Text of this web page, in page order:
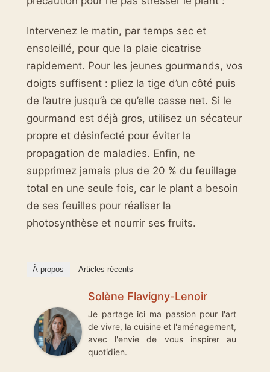
Intervenez le matin, par temps sec et
ensoleillé, pour que la plaie cicatrise
rapidement. Pour les jeunes gourmands, vos
doigts suffisent : pliez la tige d’un côté puis
de l’autre jusqu’à ce qu’elle casse net. Si le
gourmand est déjà gros, utilisez un sécateur
propre et désinfecté pour éviter la
propagation de maladies. Enfin, ne
supprimez jamais plus de 20 % du feuillage
total en une seule fois, car le plant a besoin
de ses feuilles pour réaliser la
photosynthèse et nourrir ses fruits.
À propos Articles récents
Solène Flavigny-Lenoir
Je partage ici ma passion pour l'art
de vivre, la cuisine et l'aménagement,
avec l'envie de vous inspirer au
quotidien.